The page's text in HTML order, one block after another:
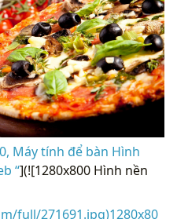
Máy tính để bàn Hình
“](![1280x800 Hình nền
full/271691.jpg)1280x80